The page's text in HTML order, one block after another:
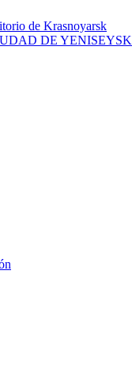
de Krasnoyarsk
DE YENISEYSK